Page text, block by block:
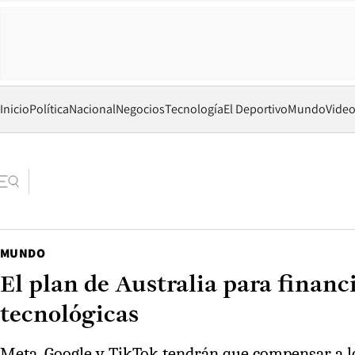
InicioPolíticaNacionalNegociosTecnologíaEl DeportivoMundo
MUNDO
El plan de Australia para
tecnológicas